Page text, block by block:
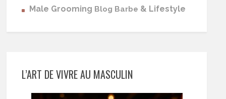
Male Grooming Blog Barbe & Lifestyle
L’ART DE VIVRE AU MASCULIN